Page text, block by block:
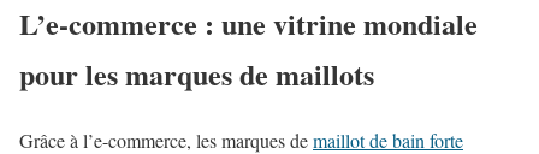
L’e-commerce : une vitrine mondiale
pour les marques de maillots
Grâce à l’e-commerce, les marques demaillot de bain forte